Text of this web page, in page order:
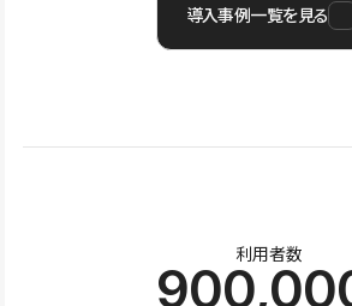
導入事例一覧を見る
利用者数